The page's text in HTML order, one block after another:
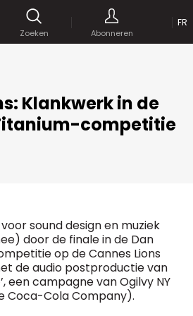
Zoeken Abonneren
FR
Klankwerk in de
competitie
sound design en muziek
door de finale in de Dan
op de Cannes Lions
de audio postproductie van
’, een campagne van Ogilvy NY
Coca-Cola Company).
VERSTUREN
25 bus 5
("") rond de
er op de exacte combinatie
(+)tussen de zoektermen
gaan naar artikels die één of
maand gratistoegang